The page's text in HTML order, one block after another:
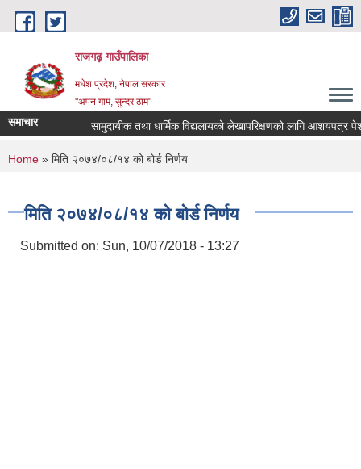
Skip to main content
राजगढ़ गाउँपालिका
मधेश प्रदेश, नेपाल सरकार
"अपन गाम, सुन्दर ठाम"
समाचार सामुदायीक तथा धार्मिक विद्यलायको लेखापरिक्षणको लागि आशयपत्र पेश
You are here
Home » मिति २०७४/०८/१४ को बोर्ड निर्णय
मिति २०७४/०८/१४ को बोर्ड निर्णय
Submitted on: Sun, 10/07/2018 - 13:27